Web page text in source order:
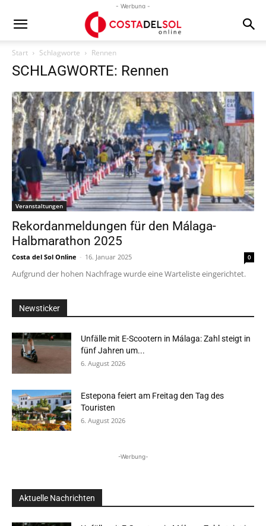
- Werbung -
Start Schlagworte Rennen
SCHLAGWORTE: Rennen
Veranstaltungen
Rekordanmeldungen für den Málaga-
Halbmarathon 2025
Costa del Sol Online - 16. Januar 2025 0
Aufgrund der hohen Nachfrage wurde eine Warteliste eingerichtet.
Newsticker
Unfälle mit E-Scootern in Málaga: Zahl steigt in
fünf Jahren um...
6. August 2026
Estepona feiert am Freitag den Tag des
Touristen
6. August 2026
-Werbung-
Aktuelle Nachrichten